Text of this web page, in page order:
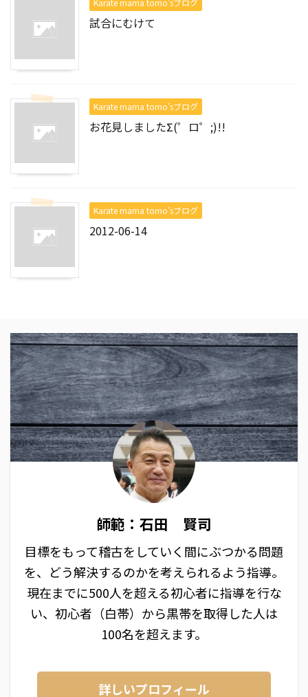
Karate mama tomo’sブログ
試合にむけて
Karate mama tomo’sブログ
お花見しましたΣ(゜ロ゜;)!!
Karate mama tomo’sブログ
2012-06-14
師範：石田 賢司
目標をもって稽古をしていく間にぶつかる問題
を、どう解決するのかを考えられるよう指導。
現在までに500人を超える初心者に指導を行な
い、初心者（白帯）から黒帯を取得した人は
100名を超えます。
詳しいプロフィール